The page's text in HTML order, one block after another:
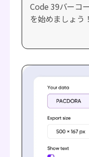
Code 39バーコ
を始めましょう！